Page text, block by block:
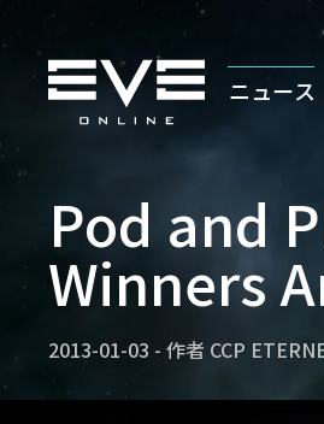
ニュース
Pod and
Winners
2013-01-03 - 作者 CCP